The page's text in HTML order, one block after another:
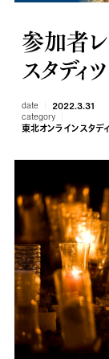
参加者レ
スタディ
date 2022.3.31
category
東北オンラインスタデ